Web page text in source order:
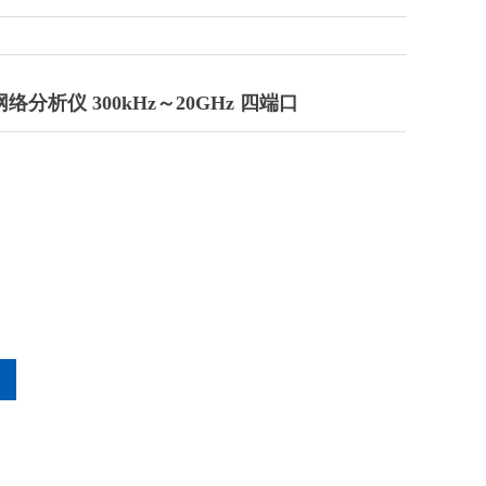
络分析仪 300kHz～20GHz 四端口